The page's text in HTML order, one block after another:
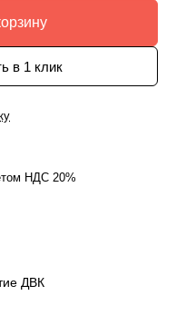
в 1 клик
НДС 20%
ДВК